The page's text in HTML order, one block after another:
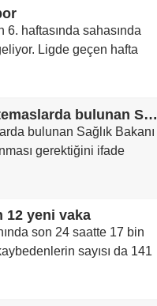
haftasında sahasında
Ligde geçen hafta
Vakaların arttığı İstanbul’da temaslarda bulunan Sağlık Bakanı Koca
bulunan Sağlık Bakanı
gerektiğini ifade
12 yeni vaka
son 24 saatte 17 bin
sayısı da 141